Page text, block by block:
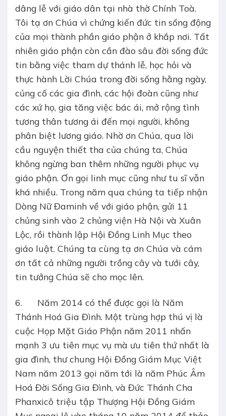
dâng lễ với giáo dân tại nhà thờ Chính Toà.
Tôi tạ ơn Chúa vì chứng kiến đức tin sống động
của mọi thành phần giáo phận ở khắp nơi. Tất
nhiên giáo phận còn cần đào sâu đời sống đức
tin bằng việc tham dự thánh lễ, học hỏi và
thực hành Lời Chúa trong đời sống hằng ngày,
củng cố các gia đình, các hội đoàn cũng như
các xứ họ, gia tăng việc bác ái, mở rộng tình
tương thân tương ái đến mọi người, không
phân biệt lương giáo. Nhờ ơn Chúa, qua lời
cầu nguyện thiết tha của chúng ta, Chúa
không ngừng ban thêm những người phục vụ
giáo phận. Ơn gọi linh mục cũng như tu sĩ vẫn
khá nhiều. Trong năm qua chúng ta tiếp nhận
Dòng Nữ Đaminh về với giáo phận, gửi 11
chủng sinh vào 2 chủng viện Hà Nội và Xuân
Lộc, rồi thành lập Hội Đồng Linh Mục theo
giáo luật. Chúng ta cùng tạ ơn Chúa và cám
ơn tất cả những người trồng cây và tưới cây,
tin tưởng Chúa sẽ cho mọc lên.
6. Năm 2014 có thể được gọi là Năm
Thánh Hoá Gia Đình. Một trùng hợp thú vị là
cuộc Họp Mặt Giáo Phận năm 2011 nhấn
mạnh 3 ưu tiên mục vụ mà ưu tiên thứ nhất là
gia đình, thư chung Hội Đồng Giám Mục Việt
Nam năm 2013 gọi năm tới là năm Phúc Âm
Hoá Đời Sống Gia Đình, và Đức Thánh Cha
Phanxicô triệu tập Thượng Hội Đồng Giám